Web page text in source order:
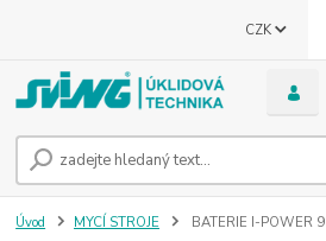
CZK
Úvod MYCÍ STROJE BATERIE I-POWER 9